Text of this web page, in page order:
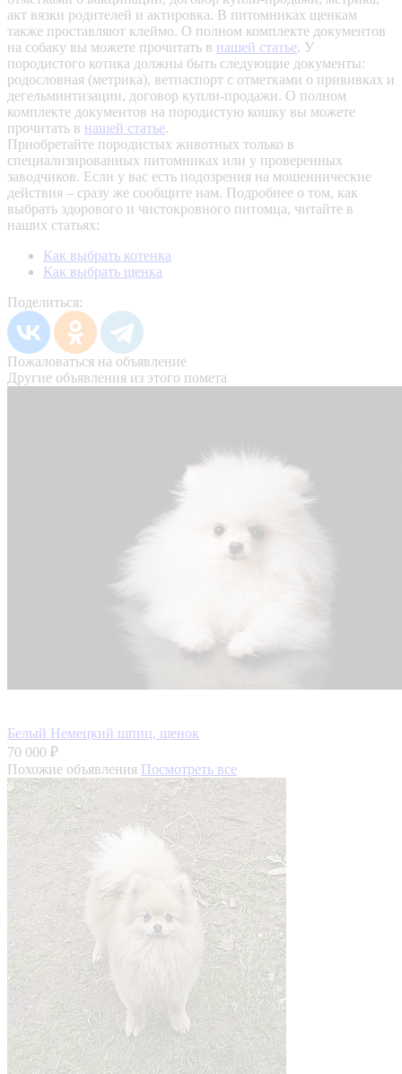
акт вязки родителей и актировка. В питомниках щенкам
также проставляют клеймо. О полном комплекте документов
на собаку вы можете прочитать в нашей статье. У
породистого котика должны быть следующие документы:
родословная (метрика), ветпаспорт с отметками о прививках и
дегельминтизации, договор купли-продажи. О полном
комплекте документов на породистую кошку вы можете
прочитать в нашей статье.
Приобретайте породистых животных только в
специализированных питомниках или у проверенных
заводчиков. Если у вас есть подозрения на мошеннические
действия – сразу же сообщите нам. Подробнее о том, как
выбрать здорового и чистокровного питомца, читайте в
наших статьях:
Как выбрать котенка
Как выбрать щенка
Поделиться:
Пожаловаться на объявление
Другие объявления из этого помета
Белый Немецкий шпиц, щенок
70 000 ₽
Похожие объявления Посмотреть все